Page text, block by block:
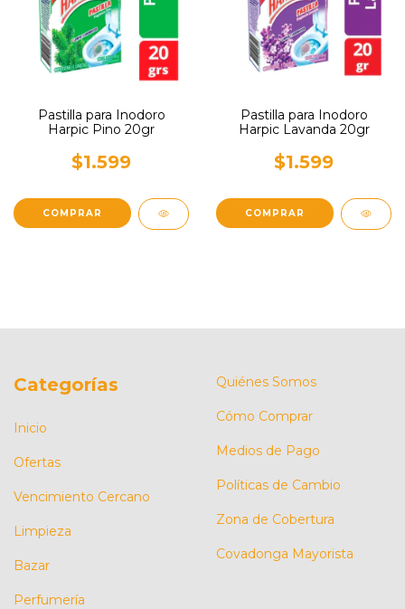
Pastilla para Inodoro
Harpic Pino 20gr
$1.599
Pastilla para Inodoro
Harpic Lavanda 20gr
$1.599
Categorías
Inicio
Ofertas
Vencimiento Cercano
Limpieza
Bazar
Perfumería
Quiénes Somos
Cómo Comprar
Medios de Pago
Políticas de Cambio
Zona de Cobertura
Covadonga Mayorista